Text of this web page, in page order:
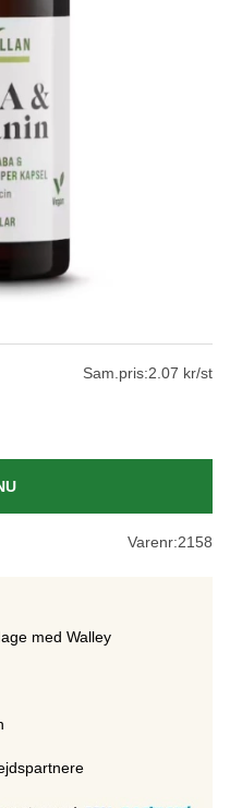
Sam.pris:2.07 kr/st
Varenr:2158
med Walley